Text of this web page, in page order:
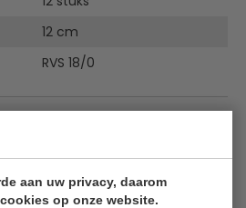
aan uw privacy, daarom
op onze website.
12 cm
RVS 18/0